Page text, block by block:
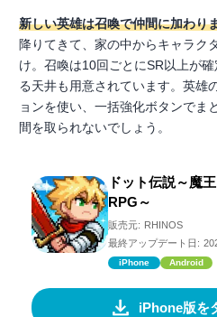
新しい英雄は召喚で仲間に加わり
降りてきて、家の中からキャラク
け。召喚は10回ごとにSR以上が
る天井も用意されています。英雄
ョンを使い、一括強化ボタンでま
間を取られないでしょう。
ドット伝説～魔
RPG～
販売元: RHINOS
最終アップデート日:
iPhone Android
iPhone版を